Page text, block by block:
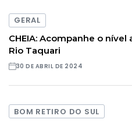
GERAL
CHEIA: Acompanhe o
Rio Taquari
30 DE ABRIL DE 2024
BOM RETIRO DO SUL